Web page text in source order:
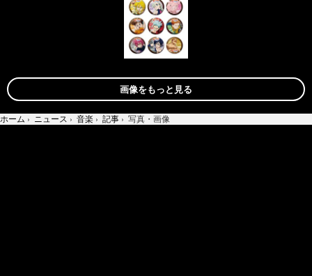
画像をもっと見る
ホーム › ニュース › 音楽 › 記事 › 写真・画像